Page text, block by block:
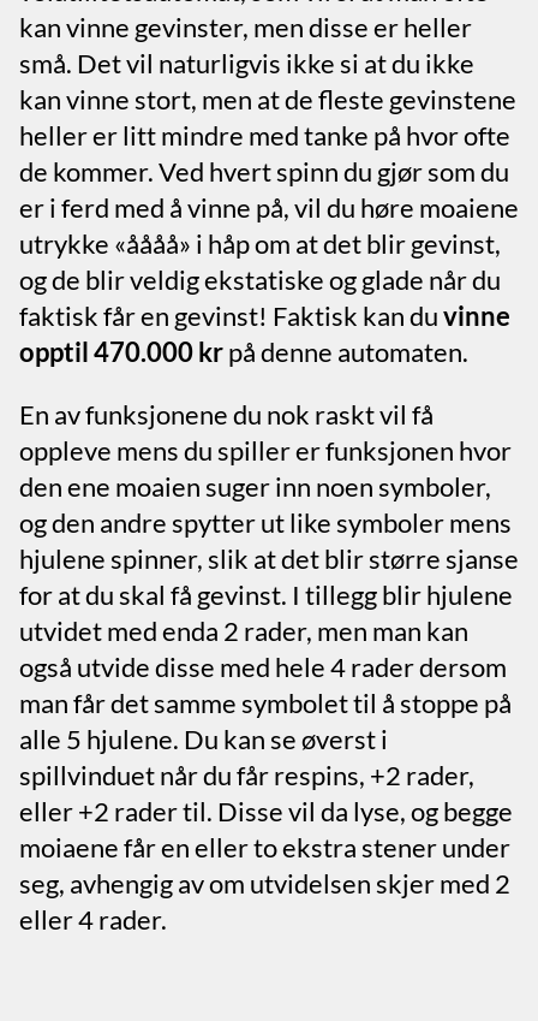
kan vinne gevinster, men disse er heller
små. Det vil naturligvis ikke si at du ikke
kan vinne stort, men at de fleste gevinstene
heller er litt mindre med tanke på hvor ofte
de kommer. Ved hvert spinn du gjør som du
er i ferd med å vinne på, vil du høre moaiene
utrykke «åååå» i håp om at det blir gevinst,
og de blir veldig ekstatiske og glade når du
faktisk får en gevinst! Faktisk kan duvinne
opptil 470.000 krpå denne automaten.
En av funksjonene du nok raskt vil få
oppleve mens du spiller er funksjonen hvor
den ene moaien suger inn noen symboler,
og den andre spytter ut like symboler mens
hjulene spinner, slik at det blir større sjanse
for at du skal få gevinst. I tillegg blir hjulene
utvidet med enda 2 rader, men man kan
også utvide disse med hele 4 rader dersom
man får det samme symbolet til å stoppe på
alle 5 hjulene. Du kan se øverst i
spillvinduet når du får respins, +2 rader,
eller +2 rader til. Disse vil da lyse, og begge
moiaene får en eller to ekstra stener under
seg, avhengig av om utvidelsen skjer med 2
eller 4 rader.